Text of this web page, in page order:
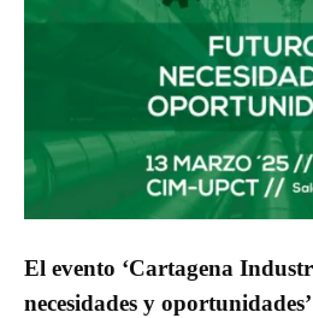
El evento ‘Cartagena
necesidades y